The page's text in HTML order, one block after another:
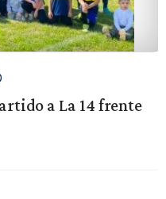
a La 14 frente